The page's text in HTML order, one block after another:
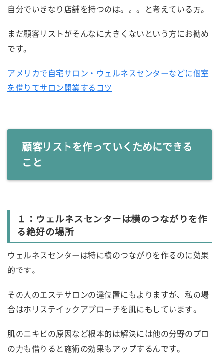
自分でいきなり店舗を持つのは。。。と考えている方。
まだ顧客リストがそんなに大きくないという方にお勧め
です。
アメリカで自宅サロン・ウェルネスセンターなどに個室
を借りてサロン開業するコツ
顧客リストを作っていくためにできる
こと
１：ウェルネスセンターは横のつながりを作
る絶好の場所
ウェルネスセンターは特に横のつながりを作るのに効果
的です。
その人のエステサロンの達位置にもよりますが、私の場
合はホリステイックアプローチを肌にもしています。
肌のニキビの原因など根本的は解決には他の分野のプロ
の力も借りると施術の効果もアップするんです。